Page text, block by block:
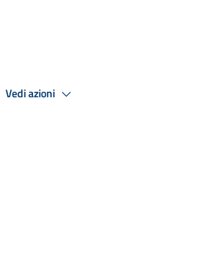
Vedi azioni